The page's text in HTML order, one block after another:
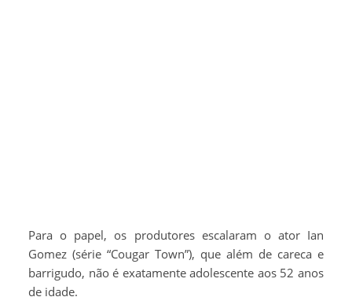
Para o papel, os produtores escalaram o ator Ian
Gomez (série “Cougar Town”), que além de careca e
barrigudo, não é exatamente adolescente aos 52 anos
de idade.